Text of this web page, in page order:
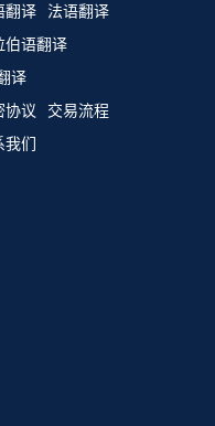
翻译
法语翻译
伯语翻译
译
协议
交易流程
我们